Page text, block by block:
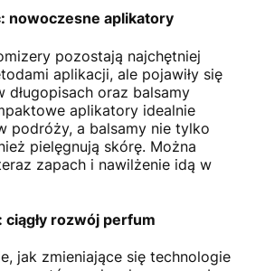
nowoczesne aplikatory
pozostają najchętniej
aplikacji, ale pojawiły się
długopisach oraz balsamy
aplikatory idealnie
podróży, a balsamy nie tylko
pielęgnują skórę. Można
zapach i nawilżenie idą w
ciągły rozwój perfum
jak zmieniające się technologie